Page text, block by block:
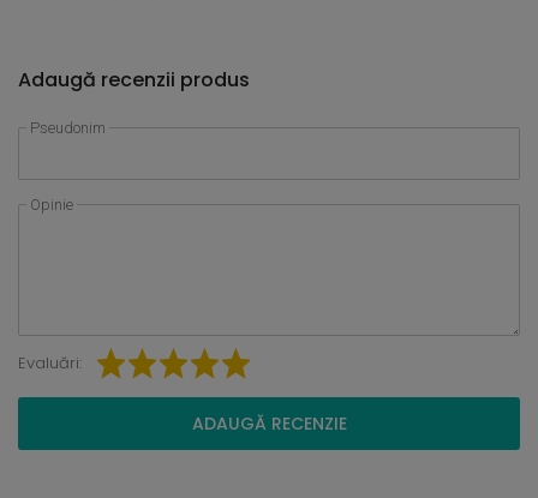
Adaugă recenzii produs
Pseudonim
Opinie
Evaluări:
ADAUGĂ RECENZIE